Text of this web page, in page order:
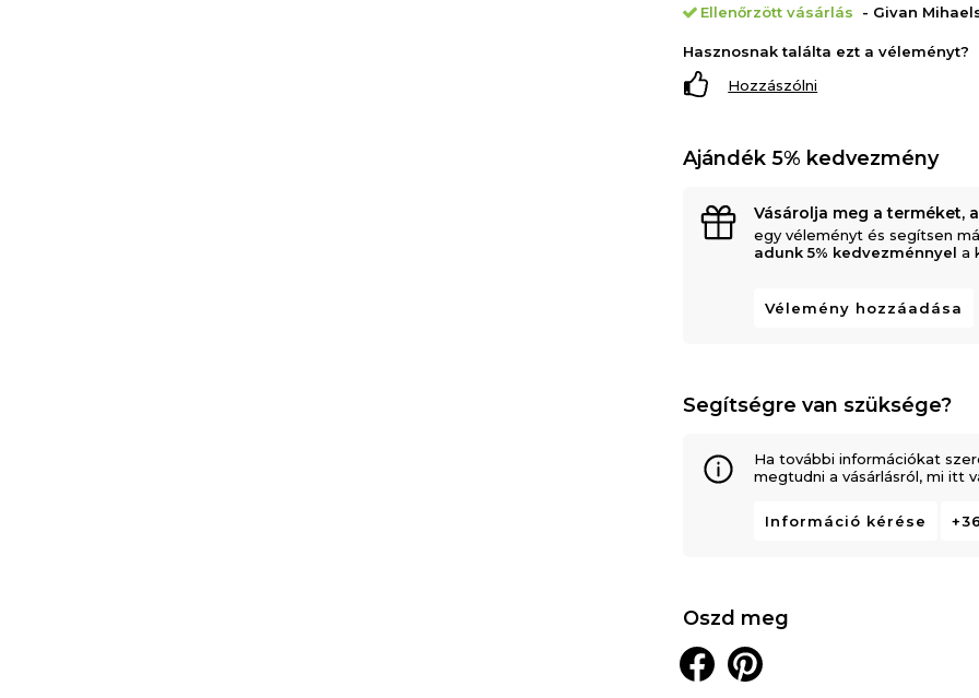
Ellenőrzött vásárlás - Givan
Hasznosnak találta ezt a véleményt?
Hozzászólni
Ajándék 5% kedvezmény
Vásárolja meg a terméket,
egy véleményt és segítsen
adunk 5% kedvezménnyel a
Vélemény hozzáadása
Segítségre van szüksége?
Ha további információkat
megtudni a vásárlásról, mi itt
Információ kérése
Oszd meg